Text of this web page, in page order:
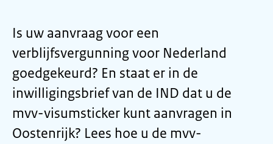
Is uw aanvraag voor een
verblijfsvergunning voor Nederland
goedgekeurd? En staat er in de
inwilligingsbrief van de IND dat u de
mvv-visumsticker kunt aanvragen in
Oostenrijk? Lees hoe u de mvv-